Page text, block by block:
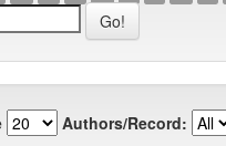
Authors/Record: